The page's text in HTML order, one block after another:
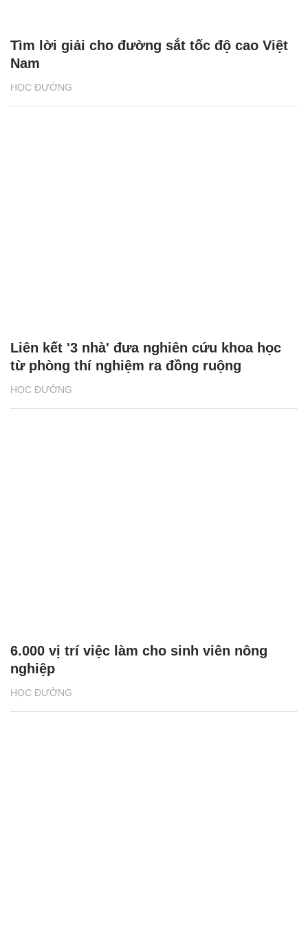
HỌC ĐƯỜNG
Tìm lời giải cho đường sắt tốc độ cao Việt
Nam
HỌC ĐƯỜNG
Liên kết '3 nhà' đưa nghiên cứu khoa học
từ phòng thí nghiệm ra đồng ruộng
HỌC ĐƯỜNG
6.000 vị trí việc làm cho sinh viên nông
nghiệp